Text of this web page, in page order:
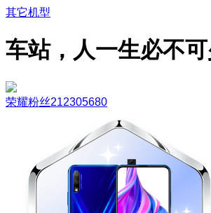
其它机型
车站，人一生必不
荣耀粉丝212305680